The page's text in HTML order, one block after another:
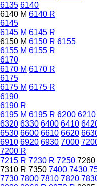
6135 6140
6140 M 6140 R
6145
6145 M 6145 R
6150 M 6150 R 6155
6155 M 6155 R
6170
6170 M 6170 R
6175
6175 M 6175 R
6190
6190 R
6195 M 6195 R 6200 6210
6320 6330 6400 6410
6530 6600 6610 6620
6910 6920 6930 7000
7200 R
7215 R 7230 R 7250 7260
7310 R 7350 7400 7430
7730 7800 7810 7820